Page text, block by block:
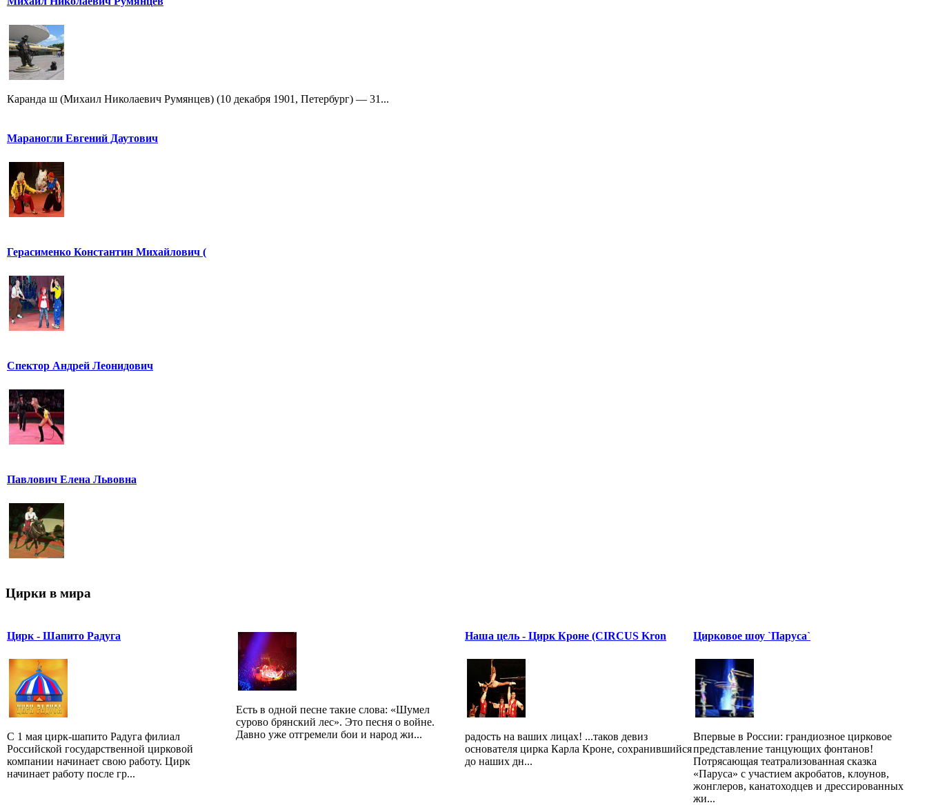
Каранда ш (Михаил Николаевич Румянцев) (10 декабря 1901, Петербург) — 31...
Мараногли Евгений Даутович
Герасименко Константин Михайлович (
Спектор Андрей Леонидович
Павлович Елена Львовна
Цирки в мира
Цирк - Шапито Радуга
С 1 мая цирк-шапито Радуга филиал
Российской государственной цирковой
компании начинает свою работу. Цирк
начинает работу после гр...
Есть в одной песне такие слова: «Шумел
сурово брянский лес». Это песня о войне.
Давно уже отгремели бои и народ жи...
Наша цель - Цирк Кроне (CIRCUS Kron
радость на ваших лицах! ...таков девиз
основателя цирка Карла Кроне, сохранившийся
до наших дн...
Цирковое шоу `Паруса`
Впервые в России: грандиозное цирковое
представление танцующих фонтанов!
Потрясающая театрализованная сказка
«Паруса» с участием акробатов, клоунов,
жонглеров, канатоходцев и дрессированных
жи...